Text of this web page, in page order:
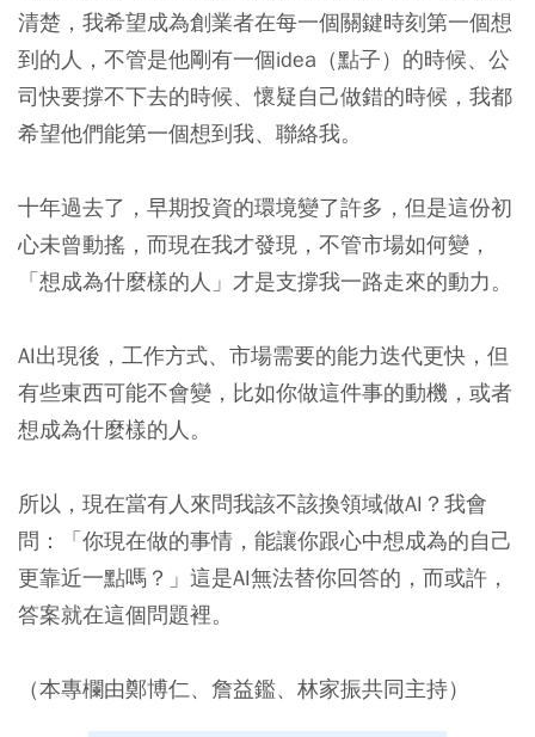
清楚，我希望成為創業者在每一個關鍵時刻第一個想
到的人，不管是他剛有一個idea（點子）的時候、公
司快要撐不下去的時候、懷疑自己做錯的時候，我都
希望他們能第一個想到我、聯絡我。
十年過去了，早期投資的環境變了許多，但是這份初
心未曾動搖，而現在我才發現，不管市場如何變，
「想成為什麼樣的人」才是支撐我一路走來的動力。
AI出現後，工作方式、市場需要的能力迭代更快，但
有些東西可能不會變，比如你做這件事的動機，或者
想成為什麼樣的人。
所以，現在當有人來問我該不該換領域做AI？我會
問：「你現在做的事情，能讓你跟心中想成為的自己
更靠近一點嗎？」這是AI無法替你回答的，而或許，
答案就在這個問題裡。
（本專欄由鄭博仁、詹益鑑、林家振共同主持）